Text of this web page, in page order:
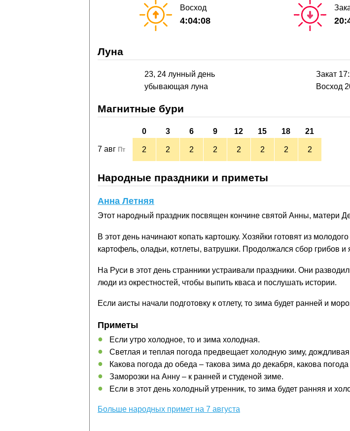
Восход
4:04:08
Луна
23, 24 лунный день
убывающая луна
Закат
Восход
Магнитные бури
0 3 6 9 12 15 18 21
7 авг Пт 2 2 2 2 2 2 2 2
Народные праздники и приметы
Анна Летняя
Этот народный праздник посвящен кончине святой Анны, матери
В этот день начинают копать картошку. Хозяйки готовят из
картофель, оладьи, котлеты, ватрушки. Продолжался сбор грибов и
На Руси в этот день странники устраивали праздники. Они
люди из окрестностей, чтобы выпить кваса и послушать истории.
Если аисты начали подготовку к отлету, то зима будет ранней и
Приметы
Если утро холодное, то и зима холодная.
Светлая и теплая погода предвещает холодную зиму,
Какова погода до обеда – такова зима до декабря, какова
Заморозки на Анну – к ранней и студеной зиме.
Если в этот день холодный утренник, то зима будет ранняя и
Больше народных примет на 7 августа